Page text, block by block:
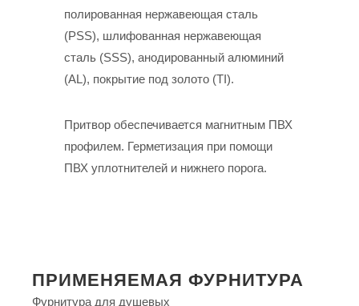
полированная нержавеющая сталь
(PSS), шлифованная нержавеющая
сталь (SSS), анодированный алюминий
(AL), покрытие под золото (TI).
Притвор обеспечивается магнитным ПВХ
профилем. Герметизация при помощи
ПВХ уплотнителей и нижнего порога.
ПРИМЕНЯЕМАЯ ФУРНИТУРА
Фурнитура для душевых